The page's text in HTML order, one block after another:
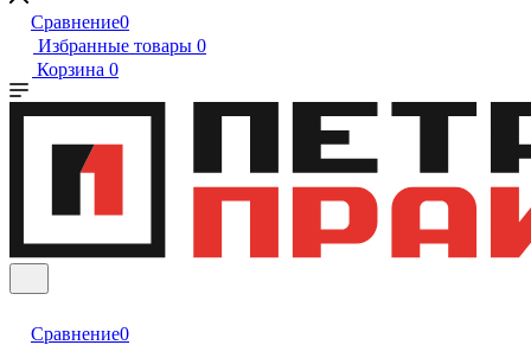
Сравнение0
Избранные товары 0
Корзина 0
Сравнение0